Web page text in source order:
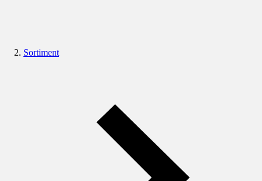
Sortiment